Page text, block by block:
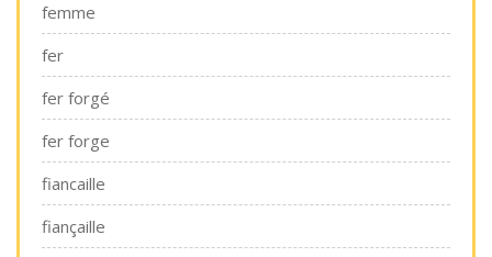
femme
fer
fer forgé
fer forge
fiancaille
fiançaille